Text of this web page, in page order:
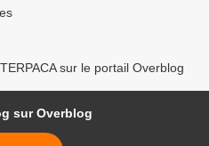
sur le portail Overblog
sur Overblog